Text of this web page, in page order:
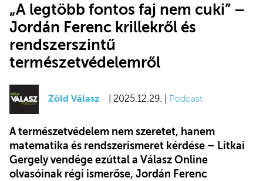
„A legtöbb fontos faj nem cuki” –
Jordán Ferenc krillekről és
rendszerszintű
természetvédelemről
Zöld Válasz | 2025.12.29. | Podcast
A természetvédelem nem szeretet, hanem
matematika és rendszerismeret kérdése – Litkai
Gergely vendége ezúttal a Válasz Online
olvasóinak régi ismerőse, Jordán Ferenc